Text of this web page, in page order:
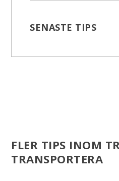
SENASTE TIPS
FLER TIPS INOM
TRANSPORTERA